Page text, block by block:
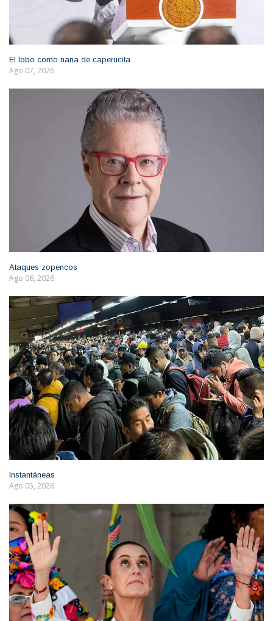
El lobo como nana de caperucita
Ago 07, 2026
Ataques zopencos
Ago 06, 2026
Instantáneas
Ago 05, 2026